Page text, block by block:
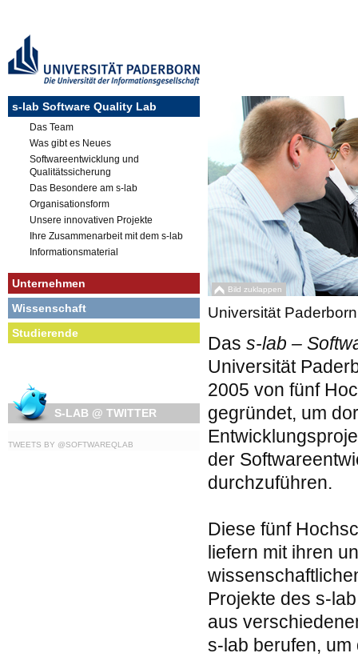
s-lab Software Quality Lab
Das Team
Was gibt es Neues
Softwareentwicklung und
Qualitätssicherung
Das Besondere am s-lab
Organisationsform
Unsere innovativen Projekte
Ihre Zusammenarbeit mit dem s-lab
Informationsmaterial
Unternehmen
Wissenschaft
Studierende
S-LAB @ TWITTER
TWEETS BY @SOFTWAREQLAB
Bild zuklappen
Universität Paderborn
Das s-lab –
Universität
2005 von fünf
gegründet, um
der
durchzuführen.
Diese fünf
liefern mit ihren
Projekte des s-
aus
s-lab berufen,